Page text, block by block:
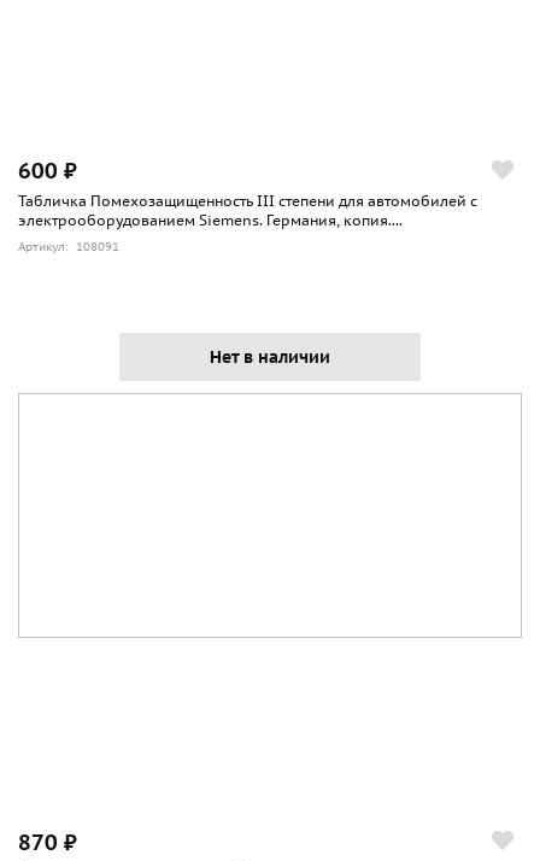
600 ₽
Табличка Помехозащищенность III степени для автомобилей с
электрооборудованием Siemens. Германия, копия....
Артикул: 108091
Нет в наличии
870 ₽